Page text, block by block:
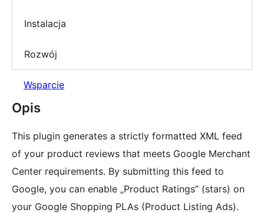
Instalacja
Rozwój
Wsparcie
Opis
This plugin generates a strictly formatted XML feed
of your product reviews that meets Google Merchant
Center requirements. By submitting this feed to
Google, you can enable „Product Ratings” (stars) on
your Google Shopping PLAs (Product Listing Ads).